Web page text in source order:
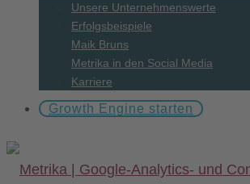
Unsere Unternehmenswerte
Erfolgsbeispiele
Maik Bruns
Metrika in den Social Media
Karriere
Growth Engine starten